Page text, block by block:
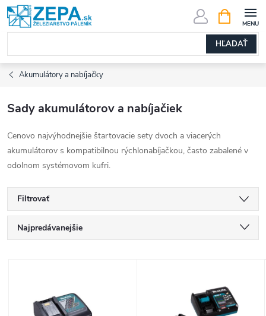
Prejsť
na
obsah
HĽADAŤ
KOŠÍK
Akumulátory a nabíjačky
Sady akumulátorov a nabíjačiek
Cenovo najvýhodnejšie štartovacie sety dvoch a viacerých
akumulátorov s kompatibilnou rýchlonabíjačkou, často zabalené v
odolnom systémovom kufri.
Filtrovať
R
Najpredávanejšie
Abecedne